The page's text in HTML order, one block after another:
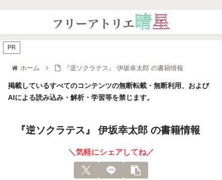
ホーム 『逆ソクラテス』 伊坂幸太郎 の書籍情報
掲載しているすべてのコンテンツの無断転載・無断利用、および
AIによる読み込み・解析・学習等を禁じます。
『逆ソクラテス』 伊坂幸太郎 の書籍情報
＼気軽にシェアしてね／
PR